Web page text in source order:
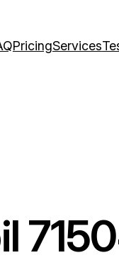
PricingServices